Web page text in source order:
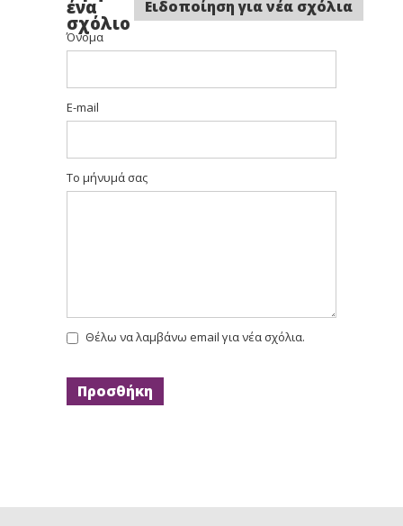
ένα
σχόλιο
Ειδοποίηση για νέα σχόλια
Όνομα
E-mail
Το μήνυμά σας
Θέλω να λαμβάνω email για νέα σχόλια.